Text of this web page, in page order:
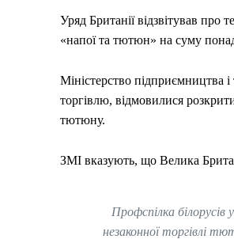
Уряд Британії відзвітував про
«напої та тютюн» на суму
Міністерство підприємництва і
торгівлю, відмовилися
тютюну.
ЗМІ вказують, що Велика
Профспілка
незаконної торгівлі